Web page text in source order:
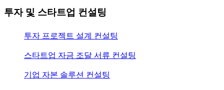
투자 및 스타트업 컨설팅
투자 프로젝트 설계 컨설팅
스타트업 자금 조달 서류 컨설팅
기업 자본 솔루션 컨설팅